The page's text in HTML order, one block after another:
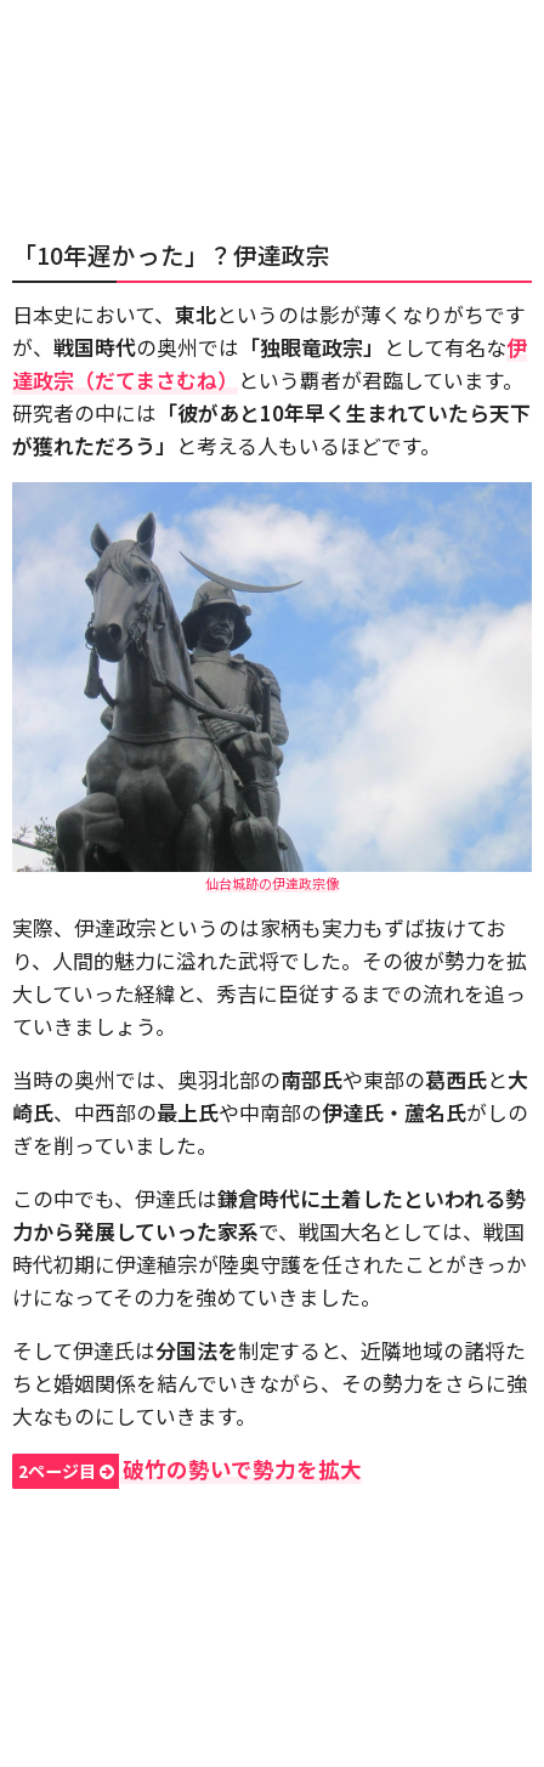
「10年遅かった」？伊達政宗
日本史において、 東北というのは影が薄くなりがちです
が、 戦国時代の奥州では 「独眼竜政宗」 として有名な伊
達政宗（だてまさむね） という覇者が君臨しています。
研究者の中には 「彼があと10年早く生まれていたら天下
が獲れただろう」 と考える人もいるほどです。
仙台城跡の伊達政宗像
実際、伊達政宗というのは家柄も実力もずば抜けてお
り、人間的魅力に溢れた武将でした。その彼が勢力を拡
大していった経緯と、秀吉に臣従するまでの流れを追っ
ていきましょう。
当時の奥州では、奥羽北部の南部氏や東部の葛西氏と大
崎氏、中西部の最上氏や中南部の伊達氏・蘆名氏がしの
ぎを削っていました。
この中でも、伊達氏は鎌倉時代に土着したといわれる勢
力から発展していった家系で、戦国大名としては、戦国
時代初期に伊達稙宗が陸奥守護を任されたことがきっか
けになってその力を強めていきました。
そして伊達氏は分国法を制定すると、近隣地域の諸将た
ちと婚姻関係を結んでいきながら、その勢力をさらに強
大なものにしていきます。
2ページ目 破竹の勢いで勢力を拡大